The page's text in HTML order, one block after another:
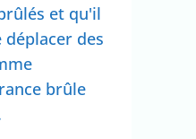
et qu'il
des
brûle